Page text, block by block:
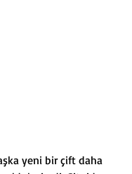
yeni bir çift daha